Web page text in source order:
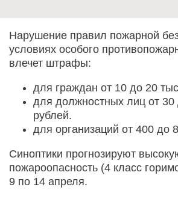
Нарушение правил пожарной
условиях особого
влечет штрафы:
для граждан от 10 до 20
для должностных лиц от 30
рублей.
для организаций от 400 до
Синоптики прогнозируют
пожароопасность (4 класс
9 по 14 апреля.